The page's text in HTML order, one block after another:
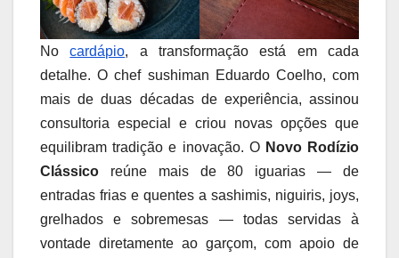
Nocardápio, a transformação está em cada
detalhe. O chef sushiman Eduardo Coelho, com
mais de duas décadas de experiência, assinou
consultoria especial e criou novas opções que
equilibram tradição e inovação. O Novo Rodízio
Clássico reúne mais de 80 iguarias — de
entradas frias e quentes a sashimis, niguiris, joys,
grelhados e sobremesas — todas servidas à
vontade diretamente ao garçom, com apoio de